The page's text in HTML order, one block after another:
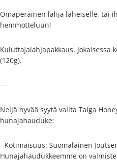
Omaperäinen lahja läheiselle, tai
hemmotteluun!
Kuluttajalahjapakkaus. Jokaisessa
(120g).
---
Neljä hyvää syytä valita Taiga
hunajahauduke:
- Kotimaisuus: Suomalainen
Hunajahaudukkeemme on